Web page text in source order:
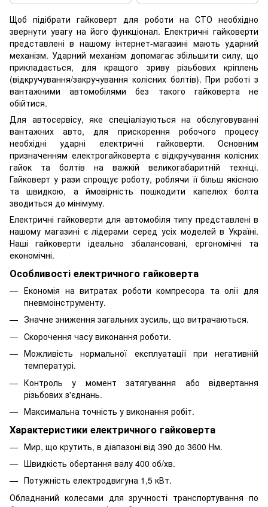
Щоб підібрати гайковерт для роботи на СТО необхідно
звернути увагу на його функціонал. Електричні гайковерти
представлені в нашому інтернет-магазині мають ударний
механізм. Ударний механізм допомагає збільшити силу, що
прикладається, для кращого зриву різьбових кріплень
(відкручування/закручування колісних болтів). При роботі з
вантажними автомобілями без такого гайковерта не
обійтися.
Для автосервісу, яке спеціалізуються на обслуговуванні
вантажних авто, для прискорення робочого процесу
необхідні ударні електричні гайковерти. Основним
призначенням електрогайковерта є відкручування колісних
гайок та болтів на важкій великогабаритній техніці.
Гайковерт у рази спрощує роботу, роблячи її більш якісною
та швидкою, а ймовірність пошкодити капелюх болта
зводиться до мінімуму.
Електричні гайковерти для автомобіля типу представлені в
нашому магазині є лідерами серед усіх моделей в Україні.
Наші гайковерти ідеально збалансовані, ергономічні та
економічні.
Особливості електричного гайковерта
Економія на витратах роботи компресора та олії для
пневмоінструменту.
Значне зниження загальних зусиль, що витрачаються.
Скорочення часу виконання роботи.
Можливість нормальної експлуатації при негативній
температурі.
Контроль у момент затягування або відвертання
різьбових з'єднань.
Максимальна точність у виконання робіт.
Характеристики електричного гайковерта
Мир, що крутить, в діапазоні від 390 до 3600 Нм.
Швидкість обертання валу 400 об/хв.
Потужність електродвигуна 1,5 кВт.
Обладнаний колесами для зручності транспортування по